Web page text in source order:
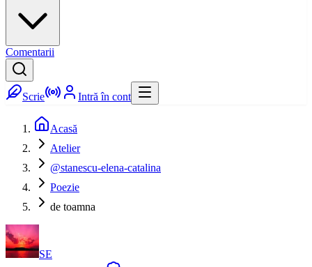
Comentarii
Scrie Intră în cont
Acasă
Atelier
@stanescu-elena-catalina
Poezie
de toamna
SE